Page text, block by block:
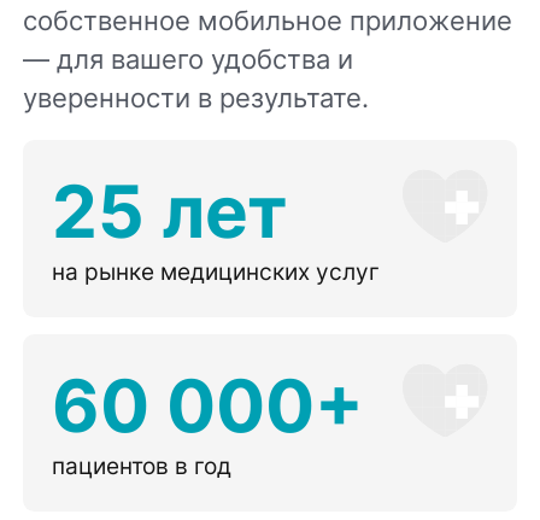
собственное мобильное приложение
— для вашего удобства и
уверенности в результате.
25 лет
на рынке медицинских услуг
60 000+
пациентов в год